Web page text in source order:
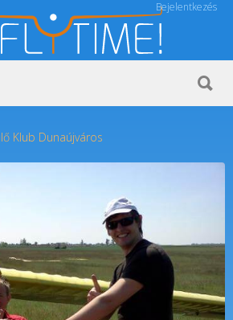
Bejelentkezés
Klub Dunaújváros